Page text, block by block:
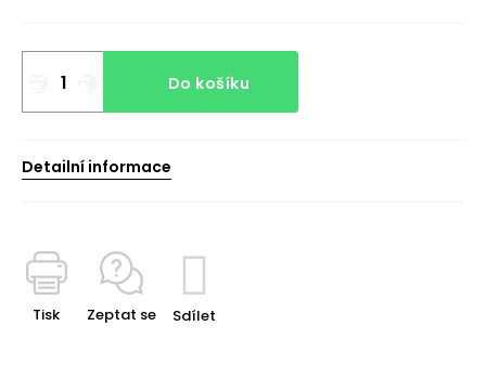
Do košíku
Detailní informace
Tisk Zeptat se Sdílet